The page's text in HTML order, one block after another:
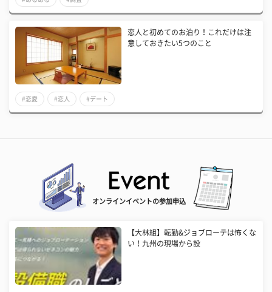
恋人と初めてのお泊り！これだけは注
意しておきたい5つのこと
#恋愛 #恋人 #デート
オンラインイベントの参加申込
【大林組】転勤&ジョブローテは怖くな
い！九州の現場から設